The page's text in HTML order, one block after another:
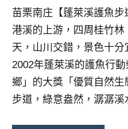
金
探
號
節
目
班
底、
外
苗栗南庄【蓬萊溪護魚
港溪的上游，四周桂竹
天，山川交錯，景色十分
2002年蓬萊溪的護魚行
鄉」的大獎「優質自然
步道，綠意盎然，潺潺溪